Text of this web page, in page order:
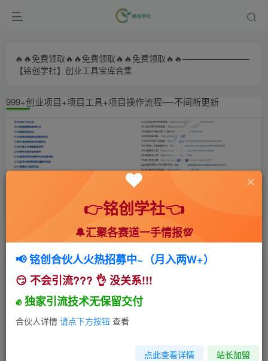
🔥🔥免费领取🔥🔥免费领取🔥🔥免费领取🔥🔥————————
【铭创学社】创业工具宝库合集
999+创业项目+项目工具+项目操作流程—-不间断更新
首页 🍻会员专享 🆓网创项目 正文
小红书陪跑班第19期，帮助商家爆款升级，用小红
书引流，打造淘宝爆款
小助手
136 18
👉铭创学社👈
🔔汇聚各赛道一手情报💯
📢 铭创合伙人火热招募中~（月入两W+）
😏 不会引流??? 👌 没关系!!!
✊ 独家引流技术无保留交付
合伙人详情 请点下方按钮 查看
点此查看详情 站长加盟